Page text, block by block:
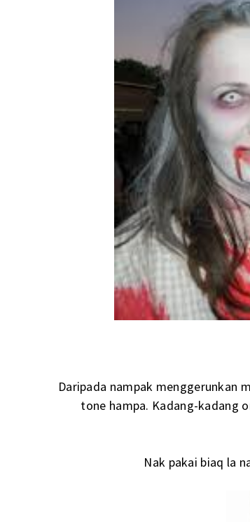
Daripada nampak menggerunkan
tone hampa. Kadang-kadang
Nak pakai biaq la